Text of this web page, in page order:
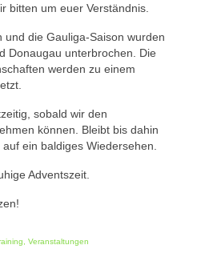
bitten um euer Verständnis.
und die Gauliga-Saison wurden
Donaugau unterbrochen. Die
werden zu einem
sobald wir den
können. Bleibt bis dahin
ein baldiges Wiedersehen.
Adventszeit.
, Veranstaltungen